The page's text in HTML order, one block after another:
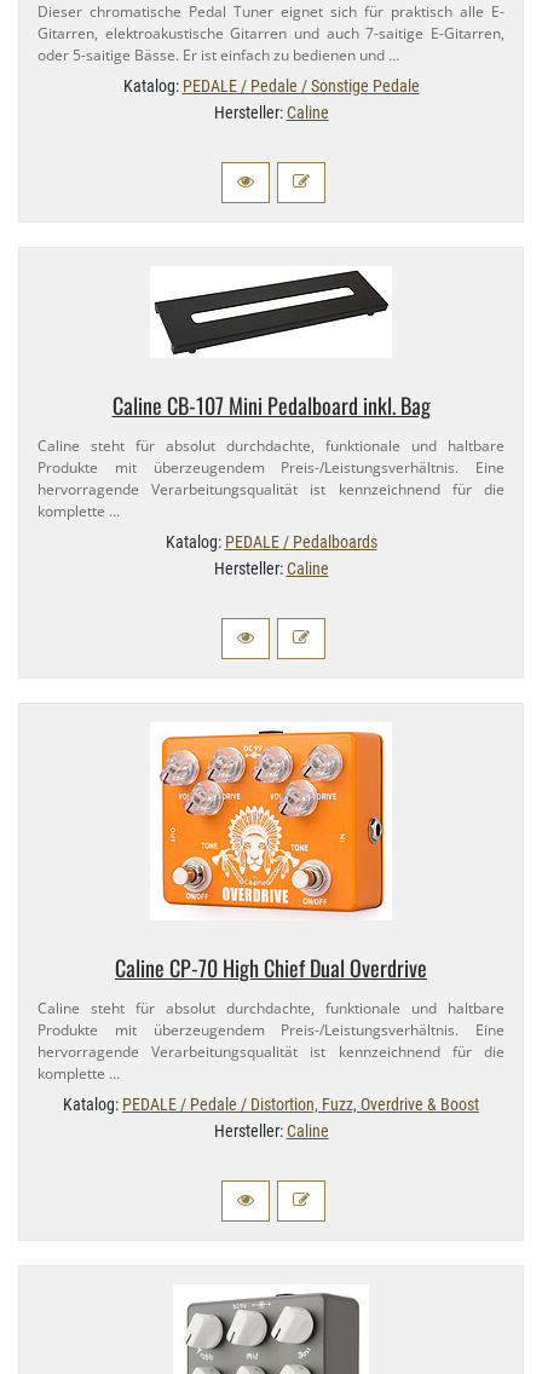
Dieser chromatische Pedal Tuner eignet sich für praktisch alle E-​
Gitarren, elektroakustische Gitarren und auch 7-​saitige E-​Gitarren,
oder 5-​saitige Bässe. Er ist einfach zu bedienen und …
Katalog: PEDALE / Pedale / Sonstige Pedale
Hersteller:Caline
Caline CB-​107 Mini Pedalboard inkl. Bag
Caline steht für absolut durchdachte, funktionale und haltbare
Produkte mit überzeugendem Preis-​/Leistungsverhältnis. Eine
hervorragende Verarbeitungsqualität ist kennzeichnend für die
komplette …
Katalog: PEDALE / Pedalboards
Hersteller:Caline
Caline CP-​70 High Chief Dual Overdrive
Caline steht für absolut durchdachte, funktionale und haltbare
Produkte mit überzeugendem Preis-​/Leistungsverhältnis. Eine
hervorragende Verarbeitungsqualität ist kennzeichnend für die
komplette …
Katalog: PEDALE / Pedale / Distortion, Fuzz, Overdrive & Boost
Hersteller:Caline